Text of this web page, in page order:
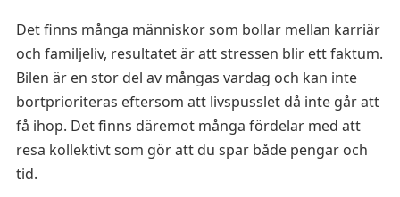
Det finns många människor som bollar mellan karriär
och familjeliv, resultatet är att stressen blir ett faktum.
Bilen är en stor del av mångas vardag och kan inte
bortprioriteras eftersom att livspusslet då inte går att
få ihop. Det finns däremot många fördelar med att
resa kollektivt som gör att du spar både pengar och
tid.